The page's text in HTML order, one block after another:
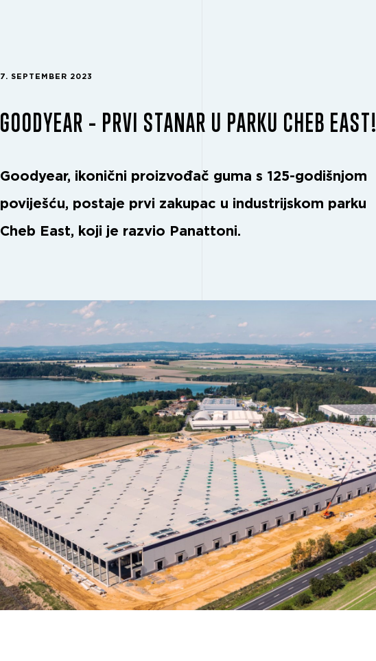
7. SEPTEMBER 2023
GOODYEAR – PRVI STANAR U PARKU CHEB EAST!
Goodyear, ikonični proizvođač guma s 125-godišnjom
poviješću, postaje prvi zakupac u industrijskom parku
Cheb East, koji je razvio Panattoni.